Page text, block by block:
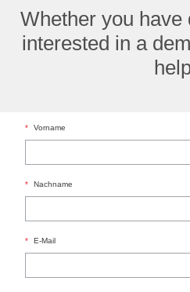
Whether you have
interested in a
* Vorname
* Nachname
* E-Mail